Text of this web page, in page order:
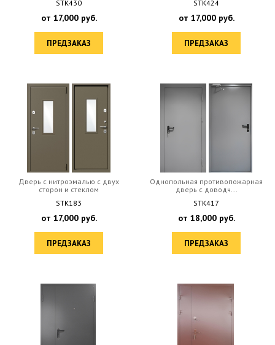
STK430
от 17,000руб.
ПРЕДЗАКАЗ
STK424
от 17,000руб.
ПРЕДЗАКАЗ
Дверь с нитроэмалью с двух
сторон и стеклом
STK183
от 17,000руб.
ПРЕДЗАКАЗ
Однопольная противопожарная
дверь с доводч...
STK417
от 18,000руб.
ПРЕДЗАКАЗ